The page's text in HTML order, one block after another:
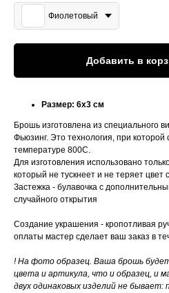
Фиолетовый
Добавить в
Размер: 6х3 см
Брошь изготовлена из специального
Фьюзинг. Это технология, при которой
температуре 800С.
Для изготовления использовано
который не тускнеет и не теряет цвет
Застежка - булавочка с
случайного открытия
Создание украшения - кропотливая
оплаты мастер сделает ваш заказ в
! На фото образец. Ваша брошь
цвета и артикула, что и образец, и
двух одинаковых изделий не бывает: